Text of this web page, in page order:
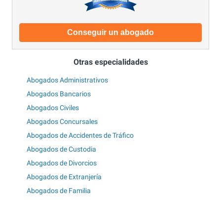
Conseguir un abogado
Otras especialidades
Abogados Administrativos
Abogados Bancarios
Abogados Civiles
Abogados Concursales
Abogados de Accidentes de Tráfico
Abogados de Custodia
Abogados de Divorcios
Abogados de Extranjería
Abogados de Familia